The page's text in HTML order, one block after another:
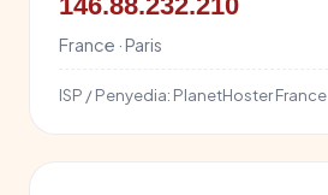
France · Paris
ISP / Penyedia: PlanetHoster France